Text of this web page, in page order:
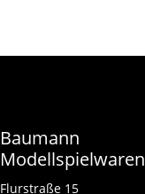
Baumann
Modellspielwaren
Flurstraße 15